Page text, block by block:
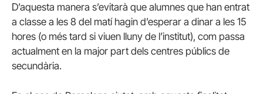
D’aquesta manera s’evitarà que alumnes que han entrat
a classe a les 8 del matí hagin d’esperar a dinar a les 15
hores (o més tard si viuen lluny de l’institut), com passa
actualment en la major part dels centres públics de
secundària.